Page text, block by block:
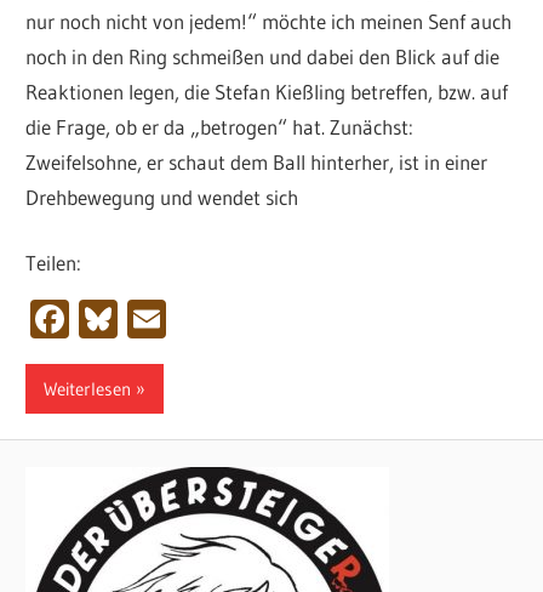
nur noch nicht von jedem!“ möchte ich meinen Senf auch
noch in den Ring schmeißen und dabei den Blick auf die
Reaktionen legen, die Stefan Kießling betreffen, bzw. auf
die Frage, ob er da „betrogen“ hat. Zunächst:
Zweifelsohne, er schaut dem Ball hinterher, ist in einer
Drehbewegung und wendet sich
Teilen:
Facebook
Bluesky
Weiterlesen